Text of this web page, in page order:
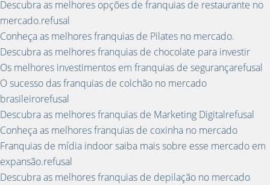
Descubra as melhores opções de franquias de restaurante no
mercado.refusal
Conheça as melhores franquias de Pilates no mercado.
Descubra as melhores franquias de chocolate para investir
Os melhores investimentos em franquias de segurançarefusal
O sucesso das franquias de colchão no mercado
brasileirorefusal
Descubra as melhores franquias de Marketing Digitalrefusal
Conheça as melhores franquias de coxinha no mercado
Franquias de mídia indoor saiba mais sobre esse mercado em
expansão.refusal
Descubra as melhores franquias de depilação no mercado